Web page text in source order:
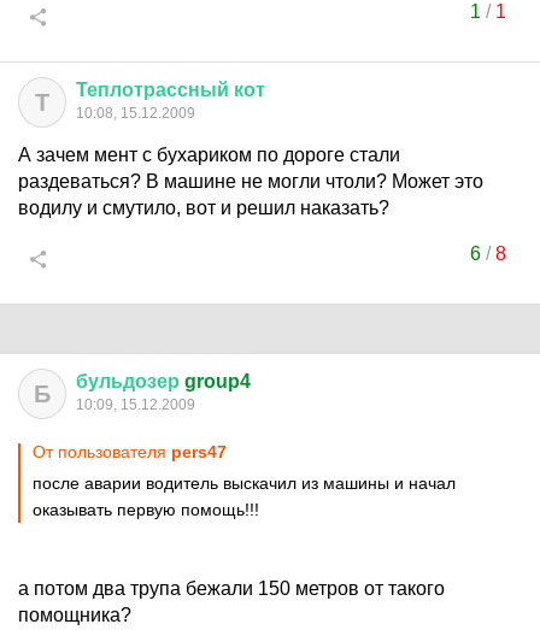
1 / 1
Т Теплотрассный кот
10:08, 15.12.2009
А зачем мент с бухариком по дороге стали
раздеваться? В машине не могли чтоли? Может это
водилу и смутило, вот и решил наказать?
6/8
Б бульдозер group4
10:09, 15.12.2009
От пользователя pers47
после аварии водитель выскачил из машины и начал
оказывать первую помощь!!!
а потом два трупа бежали 150 метров от такого
помощника?